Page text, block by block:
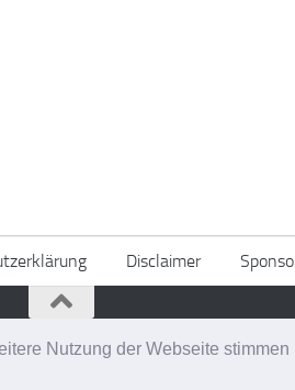
Nutzung der Webseite
Disclaimer